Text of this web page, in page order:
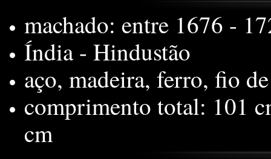
machado: entre 1676 -
Índia - Hindustão
aço, madeira, ferro, fio
comprimento total: 101
cm